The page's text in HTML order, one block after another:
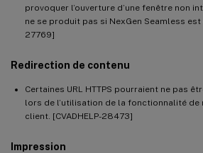
provoquer l’ouverture d’une fenêtre non
ne se produit pas si NexGen Seamless est
27769]
Redirection de contenu
Certaines URL HTTPS pourraient ne pas
lors de l’utilisation de la fonctionnalité de
client. [CVADHELP-28473]
Impression